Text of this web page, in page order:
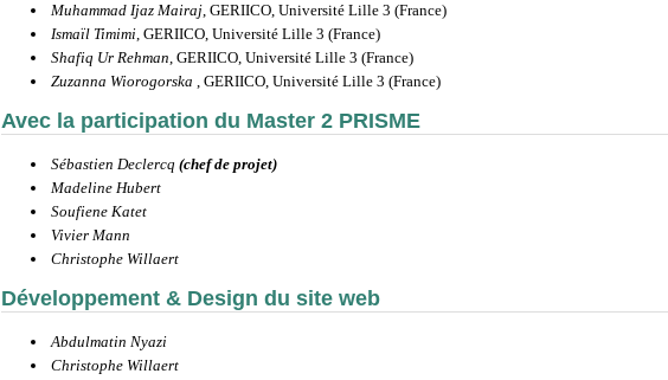
Muhammad Ijaz Mairaj, GERIICO, Université Lille 3 (France)
Ismaïl Timimi, GERIICO, Université Lille 3 (France)
Shafiq Ur Rehman, GERIICO, Université Lille 3 (France)
Zuzanna Wiorogorska , GERIICO, Université Lille 3 (France)
Avec la participation du Master 2 PRISME
Sébastien Declercq (chef de projet)
Madeline Hubert
Soufiene Katet
Vivier Mann
Christophe Willaert
Développement & Design du site web
Abdulmatin Nyazi
Christophe Willaert